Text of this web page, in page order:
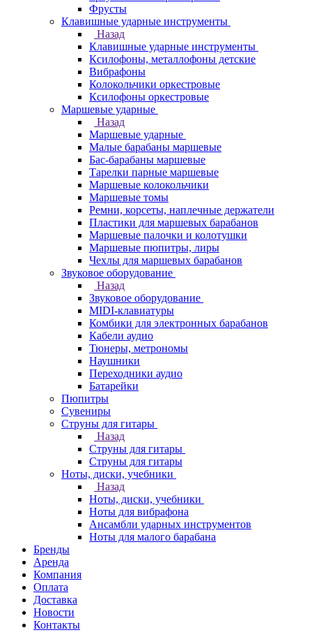
Фрусты
Клавишные ударные инструменты
Назад
Клавишные ударные инструменты
Ксилофоны, металлофоны детские
Вибрафоны
Колокольчики оркестровые
Ксилофоны оркестровые
Маршевые ударные
Назад
Маршевые ударные
Малые барабаны маршевые
Бас-барабаны маршевые
Тарелки парные маршевые
Маршевые колокольчики
Маршевые томы
Ремни, корсеты, наплечные держатели
Пластики для маршевых барабанов
Маршевые палочки и колотушки
Маршевые пюпитры, лиры
Чехлы для маршевых барабанов
Звуковое оборудование
Назад
Звуковое оборудование
MIDI-клавиатуры
Комбики для электронных барабанов
Кабели аудио
Тюнеры, метрономы
Наушники
Переходники аудио
Батарейки
Пюпитры
Сувениры
Струны для гитары
Назад
Струны для гитары
Струны для гитары
Ноты, диски, учебники
Назад
Ноты, диски, учебники
Ноты для вибрафона
Ансамбли ударных инструментов
Ноты для малого барабана
Бренды
Аренда
Компания
Оплата
Доставка
Новости
Контакты